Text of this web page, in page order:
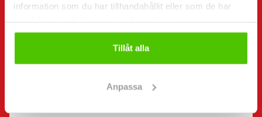
information som du har tillhandahållit eller som de har
Tillåt alla
Anpassa
accepterar att mina uppgifter lagras och används i
Jag vill få erbjudanden och riktade förmåner från